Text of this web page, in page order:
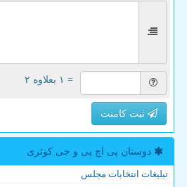
= ۱ بعلاوه ۲
ثبت کامنت
دوستان پی اچ پی و جی كوئری
تبلیغات انتخابات مجلس